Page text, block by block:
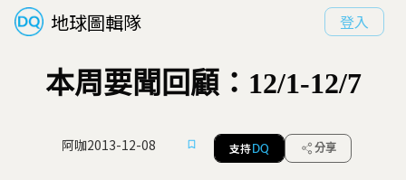
地球圖輯隊 登入
本周要聞回顧：12/1-12/7
阿咖2013-12-08 支持 DQ 分享